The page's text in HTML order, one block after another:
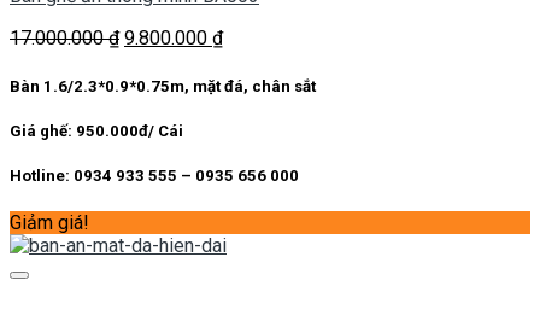
17.000.000₫ Giá
là:
9.800.000 ₫Giá
tại
Bàn 1.6/2.3*0.9*0.75m, mặt đá, chân sắt
Giá ghế: 950.000đ/ Cái
Hotline: 0934 933 555 – 0935 656 000
Giảm giá!